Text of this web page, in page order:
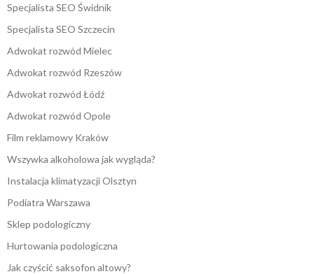
Specjalista SEO Świdnik
Specjalista SEO Szczecin
Adwokat rozwód Mielec
Adwokat rozwód Rzeszów
Adwokat rozwód Łódź
Adwokat rozwód Opole
Film reklamowy Kraków
Wszywka alkoholowa jak wygląda?
Instalacja klimatyzacji Olsztyn
Podiatra Warszawa
Sklep podologiczny
Hurtowania podologiczna
Jak czyścić saksofon altowy?